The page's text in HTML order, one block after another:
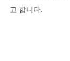
고 합니다.